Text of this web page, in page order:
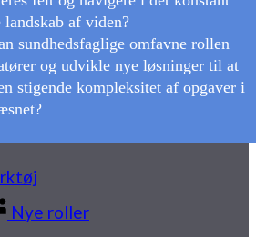
af viden?
sundhedsfaglige omfavne rollen
og udvikle nye løsninger til at
stigende kompleksitet af opgaver i
Nye roller